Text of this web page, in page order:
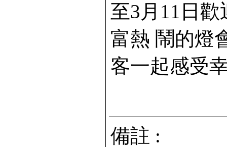
至3月11日
富熱 鬧的燈
客一起感受
備註 :